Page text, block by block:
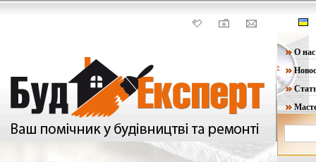
О нас